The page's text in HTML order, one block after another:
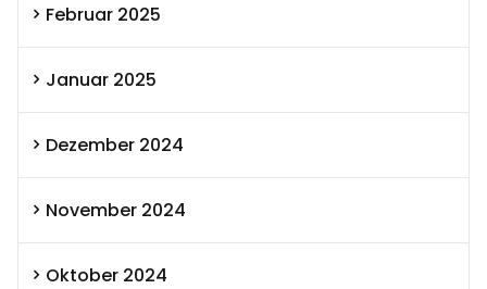
Februar 2025
Januar 2025
Dezember 2024
November 2024
Oktober 2024